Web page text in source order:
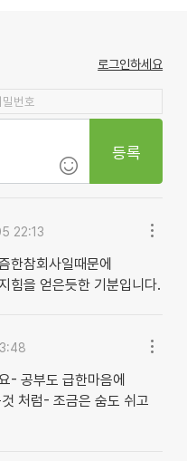
로그인하세요
등록
22:13
한참회사일때문에
힘을 얻은듯한 기분입니다.
- 공부도 급한마음에
처럼- 조금은 숨도 쉬고